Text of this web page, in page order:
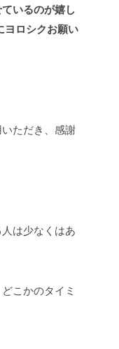
ているのが嬉し
ヨロシクお願い
ただき、感謝
は少なくはあ
こかのタイミ